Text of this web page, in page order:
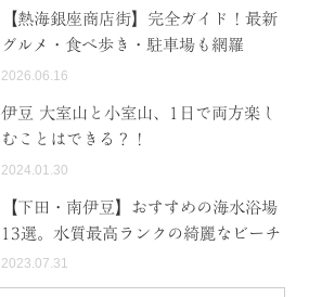
【熱海銀座商店街】完全ガイド！最新
グルメ・食べ歩き・駐車場も網羅
2026.06.16
伊豆 大室山と小室山、1日で両方楽し
むことはできる？！
2024.01.30
【下田・南伊豆】おすすめの海水浴場
13選。水質最高ランクの綺麗なビーチ
2023.07.31